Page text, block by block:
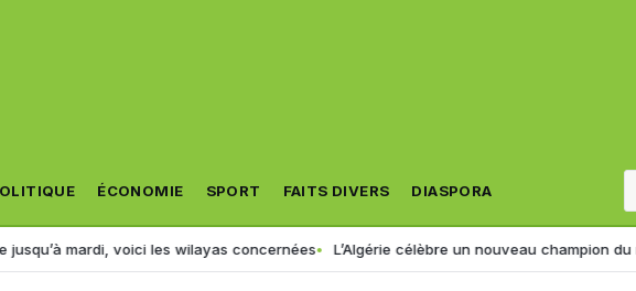
ÉCONOMIE SPORT FAITS DIVERS DIASPORA
voici les wilayas concernées L’Algérie célèbre un nouveau champion du monde :